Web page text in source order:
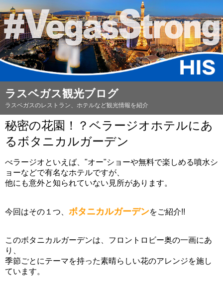
ラスベガス観光ブログ
ラスベガスのレストラン、ホテルなど観光情報を紹介
秘密の花園！？ベラージオホテルにあ
るボタニカルガーデン
べラージオといえば、"オー"ショーや無料で楽しめる噴水シ
ョーなどで有名なホテルですが、
他にも意外と知られていない見所があります。
今回はその１つ、 ボタニカルガーデンをご紹介!!
このボタニカルガーデンは、フロントロビー奥の一画にあ
り、
季節ごとにテーマを持った素晴らしい花のアレンジを施し
ています。